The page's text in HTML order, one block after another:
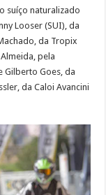
suíço naturalizado
Looser (SUI), da
da Tropix
pela
Gilberto Goes, da
da Caloi Avancini